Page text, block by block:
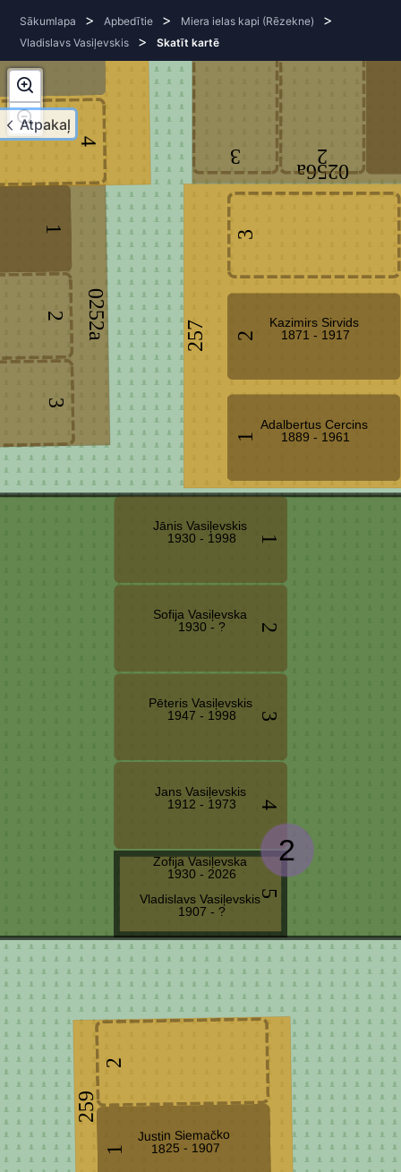
Atpakaļ
Sākumlapa > Apbedītie > Miera ielas kapi (Rēzekne) >
Vladislavs Vasiļevskis > Skatīt kartē
0256a
0252a 257
259
3
4
1
2
3
1
2
3
4
5
1
2
1
2
3
2
3
Jānis Vasiļevskis
1930 - 1998
Sofija Vasiļevska
1930 - ?
Pēteris Vasiļevskis
1947 - 1998
Jans Vasiļevskis
1912 - 1973
Zofija Vasiļevska
1930 - 2026
Vladislavs Vasiļevskis
1907 - ?
Justin Siemačko
1825 - 1907
Adalbertus Cercins
1889 - 1961
Kazimirs Sirvids
1871 - 1917
2